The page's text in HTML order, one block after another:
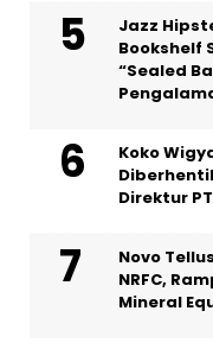
Jazz
Bookshelf
“Sealed
Koko
Direktur
Novo
NRFC,
Mineral